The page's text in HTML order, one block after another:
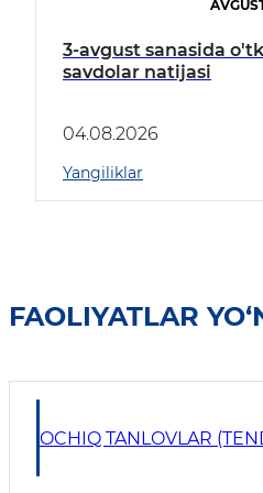
3-avgust sanasida
savdolar natijasi
04.08.2026
Yangiliklar
FAOLIYATLAR
OCHIQ TANLOVLAR